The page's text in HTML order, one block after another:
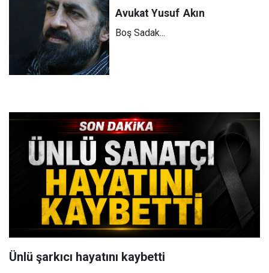
Avukat Yusuf Akın
Boş Sadak...
Ünlü şarkıcı hayatını kaybetti